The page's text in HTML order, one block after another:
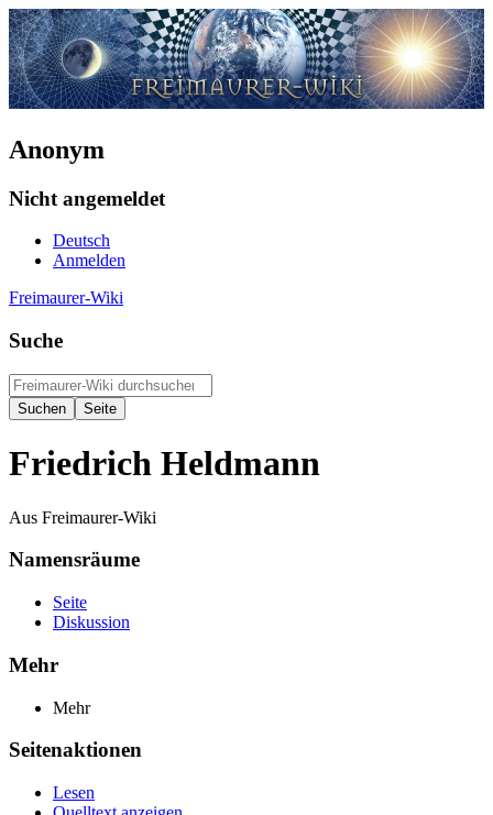
Anonym
Nicht angemeldet
Deutsch
Anmelden
Freimaurer-Wiki
Suche
Friedrich Heldmann
Aus Freimaurer-Wiki
Namensräume
Seite
Diskussion
Mehr
Mehr
Seitenaktionen
Lesen